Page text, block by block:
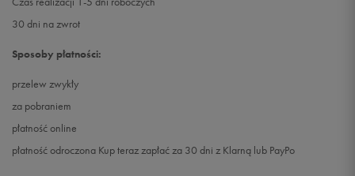
30 dni na zwrot
Sposoby płatności:
przelew zwykły
za pobraniem
płatność online
płatność odroczona Kup teraz zapłać za 30 dni z Klarną lub PayPo